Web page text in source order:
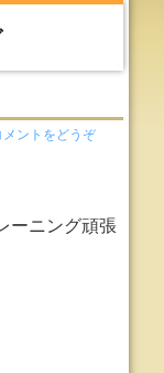
メントをどうぞ
ーニング頑張